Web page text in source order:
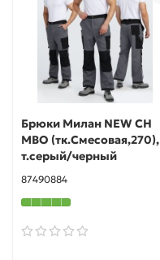
Брюки Милан NEW CH
МВО (тк.Смесовая,270),
т.серый/черный
87490884